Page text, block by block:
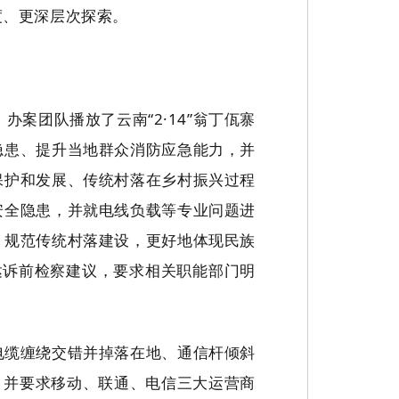
更深层次探索。
案团队播放了云南“2·14”翁丁佤寨
、提升当地群众消防应急能力，并
和发展、传统村落在乡村振兴过程
隐患，并就电线负载等专业问题进
范传统村落建设，更好地体现民族
前检察建议，要求相关职能部门明
缠绕交错并掉落在地、通信杆倾斜
要求移动、联通、电信三大运营商